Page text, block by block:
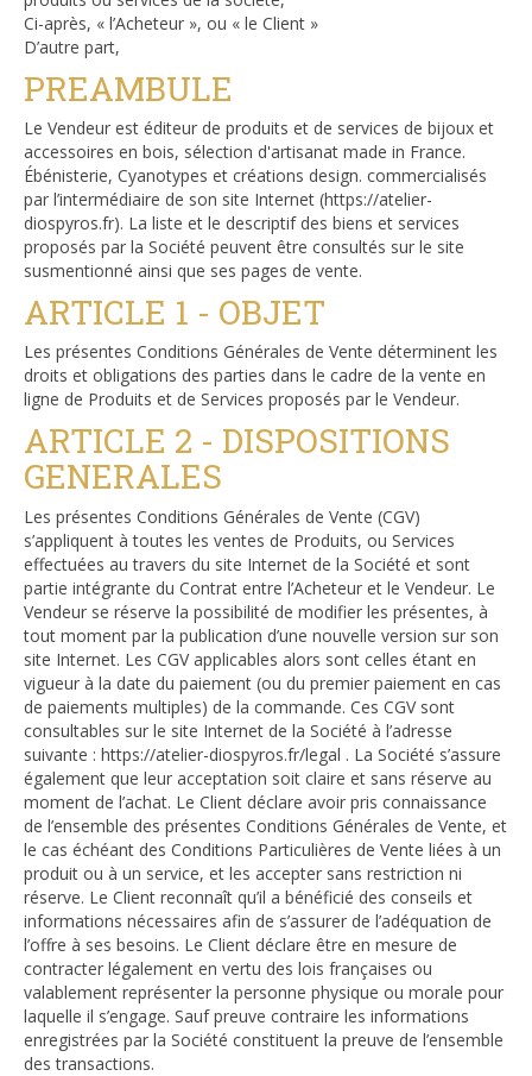
Ci-après, « l’Acheteur », ou « le Client »
D’autre part,
PREAMBULE
Le Vendeur est éditeur de produits et de services de bijoux et
accessoires en bois, sélection d'artisanat made in France.
Ébénisterie, Cyanotypes et créations design. commercialisés
par l’intermédiaire de son site Internet (https://atelier-
diospyros.fr). La liste et le descriptif des biens et services
proposés par la Société peuvent être consultés sur le site
susmentionné ainsi que ses pages de vente.
ARTICLE 1 - OBJET
Les présentes Conditions Générales de Vente déterminent les
droits et obligations des parties dans le cadre de la vente en
ligne de Produits et de Services proposés par le Vendeur.
ARTICLE 2 - DISPOSITIONS
GENERALES
Les présentes Conditions Générales de Vente (CGV)
s’appliquent à toutes les ventes de Produits, ou Services
effectuées au travers du site Internet de la Société et sont
partie intégrante du Contrat entre l’Acheteur et le Vendeur. Le
Vendeur se réserve la possibilité de modifier les présentes, à
tout moment par la publication d’une nouvelle version sur son
site Internet. Les CGV applicables alors sont celles étant en
vigueur à la date du paiement (ou du premier paiement en cas
de paiements multiples) de la commande. Ces CGV sont
consultables sur le site Internet de la Société à l’adresse
suivante : https://atelier-diospyros.fr/legal . La Société s’assure
également que leur acceptation soit claire et sans réserve au
moment de l’achat. Le Client déclare avoir pris connaissance
de l’ensemble des présentes Conditions Générales de Vente, et
le cas échéant des Conditions Particulières de Vente liées à un
produit ou à un service, et les accepter sans restriction ni
réserve. Le Client reconnaît qu’il a bénéficié des conseils et
informations nécessaires afin de s’assurer de l’adéquation de
l’offre à ses besoins. Le Client déclare être en mesure de
contracter légalement en vertu des lois françaises ou
valablement représenter la personne physique ou morale pour
laquelle il s’engage. Sauf preuve contraire les informations
enregistrées par la Société constituent la preuve de l’ensemble
des transactions.